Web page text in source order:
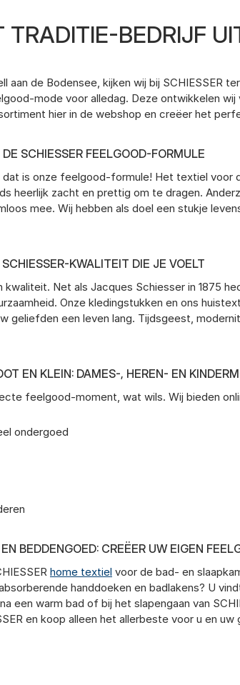
TRADITIE-BEDRIJF
de Bodensee, kijken wij bij SCHIESSER
mode voor alledag. Deze ontwikkelen
hier in de webshop en creëer het
DE SCHIESSER FEELGOOD-FORMULE
is onze feelgood-formule! Het textiel voor
heerlijk zacht en prettig om te dragen.
mee. Wij hebben als doel een stukje
SCHIESSER-KWALITEIT DIE JE VOELT
Net als Jacques Schiesser in 1875
Onze kledingstukken en ons
geliefden een leven lang. Tijdsgeest,
EN KLEIN: DAMES-, HEREN- EN
feelgood-moment, wat wils. Wij bieden
ondergoed
BEDDENGOED: CREËER UW EIGEN
home textiel voor de bad- en
handdoeken en badlakens? U
een warm bad of bij het slapengaan van
en koop alleen het allerbeste voor u en